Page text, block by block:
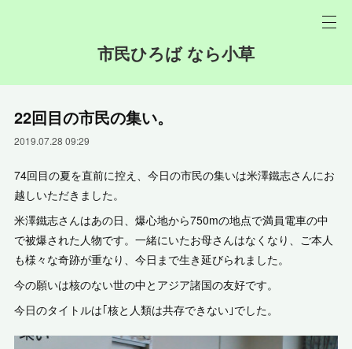
市民ひろば なら小草
22回目の市民の集い。
2019.07.28 09:29
74回目の夏を直前に控え、今日の市民の集いは米澤鐵志さんにお
越しいただきました。
米澤鐵志さんはあの日、爆心地から750mの地点で満員電車の中
で被爆された人物です。一緒にいたお母さんはなくなり、ご本人
も様々な奇跡が重なり、今日まで生き延びられました。
今の願いは核のない世の中とアジア諸国の友好です。
今日のタイトルは｢核と人類は共存できない｣でした。